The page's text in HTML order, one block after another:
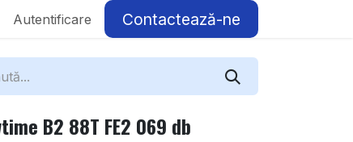
Autentificare Contactează-ne
B2 88T FE2 069 db